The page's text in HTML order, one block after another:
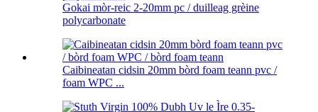
Gokai mòr-reic 2-20mm pc / duilleag grèine
polycarbonate
Caibineatan cidsin 20mm bòrd foam teann pvc /
foam WPC ...